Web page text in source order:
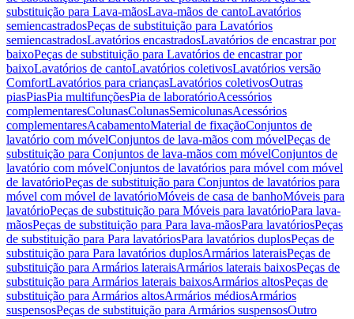
substituição para Lava-mãosLava-mãos de cantoLavatórios
semiencastradosPeças de substituição para Lavatórios
semiencastradosLavatórios encastradosLavatórios de encastrar por
baixoPeças de substituição para Lavatórios de encastrar por
baixoLavatórios de cantoLavatórios coletivosLavatórios versão
ComfortLavatórios para criançasLavatórios coletivosOutras
piasPiasPia multifunçõesPia de laboratórioAcessórios
complementaresColunasColunasSemicolunasAcessórios
complementaresAcabamentoMaterial de fixaçãoConjuntos de
lavatório com móvelConjuntos de lava-mãos com móvelPeças de
substituição para Conjuntos de lava-mãos com móvelConjuntos de
lavatório com móvelConjuntos de lavatórios para móvel com móvel
de lavatórioPeças de substituição para Conjuntos de lavatórios para
móvel com móvel de lavatórioMóveis de casa de banhoMóveis para
lavatórioPeças de substituição para Móveis para lavatórioPara lava-
mãosPeças de substituição para Para lava-mãosPara lavatóriosPeças
de substituição para Para lavatóriosPara lavatórios duplosPeças de
substituição para Para lavatórios duplosArmários lateraisPeças de
substituição para Armários lateraisArmários laterais baixosPeças de
substituição para Armários laterais baixosArmários altosPeças de
substituição para Armários altosArmários médiosArmários
suspensosPeças de substituição para Armários suspensosOutro